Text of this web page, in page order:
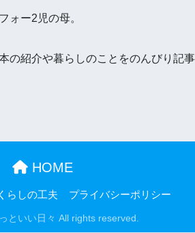
ォー2児の母。
の紹介や暮らしのことをのんびり記事
HOME
くらしの工夫 プライバシーポリシー
といい日々 All rights reserved.